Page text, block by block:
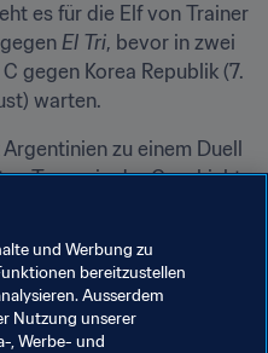
es für die Elf von Trainer
El Tri, bevor in zwei
gegen Korea Republik (7.
warten.
zu einem Duell
Teams in der Geschichte
kommen. Zwei Jahre
auf brasilianischen
und Werbung zu
bereitzustellen
Ausserdem
Nutzung unserer
, Werbe- und